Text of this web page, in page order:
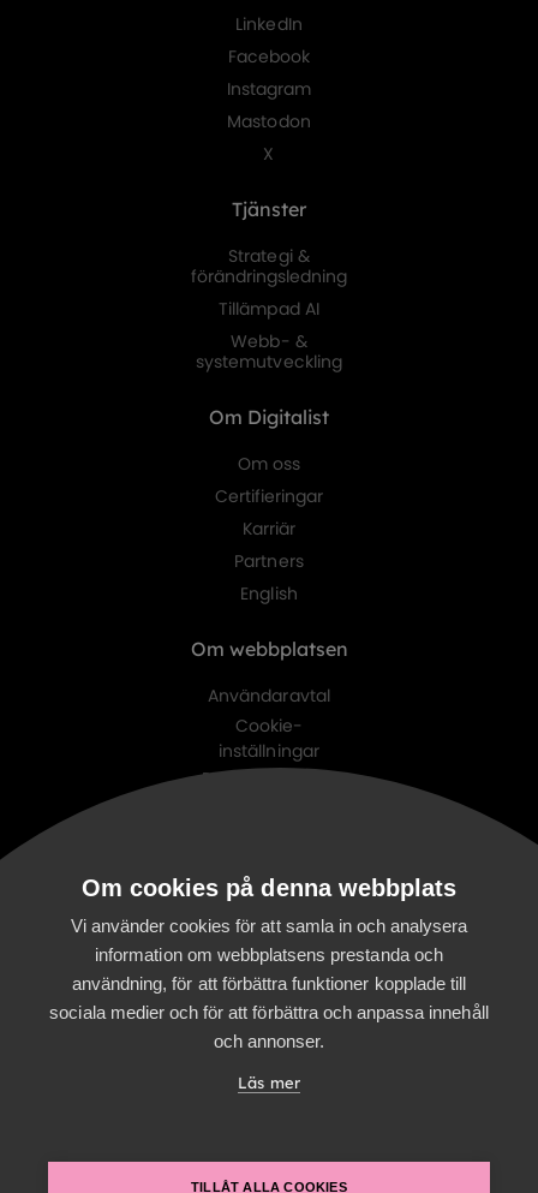
LinkedIn
Facebook
Instagram
Mastodon
X
Tjänster
Strategi &
förändringsledning
Tillämpad AI
Webb- &
systemutveckling
Om Digitalist
Om oss
Certifieringar
Karriär
Partners
English
Om webbplatsen
Användaravtal
Cookie-
inställningar
Personuppgifts-
Digitalist Cloud
Digitalist Finland
Om cookies på denna webbplats
Vi använder cookies för att samla in och analysera
information om webbplatsens prestanda och
användning, för att förbättra funktioner kopplade till
sociala medier och för att förbättra och anpassa innehåll
och annonser.
Läs mer
TILLÅT ALLA COOKIES